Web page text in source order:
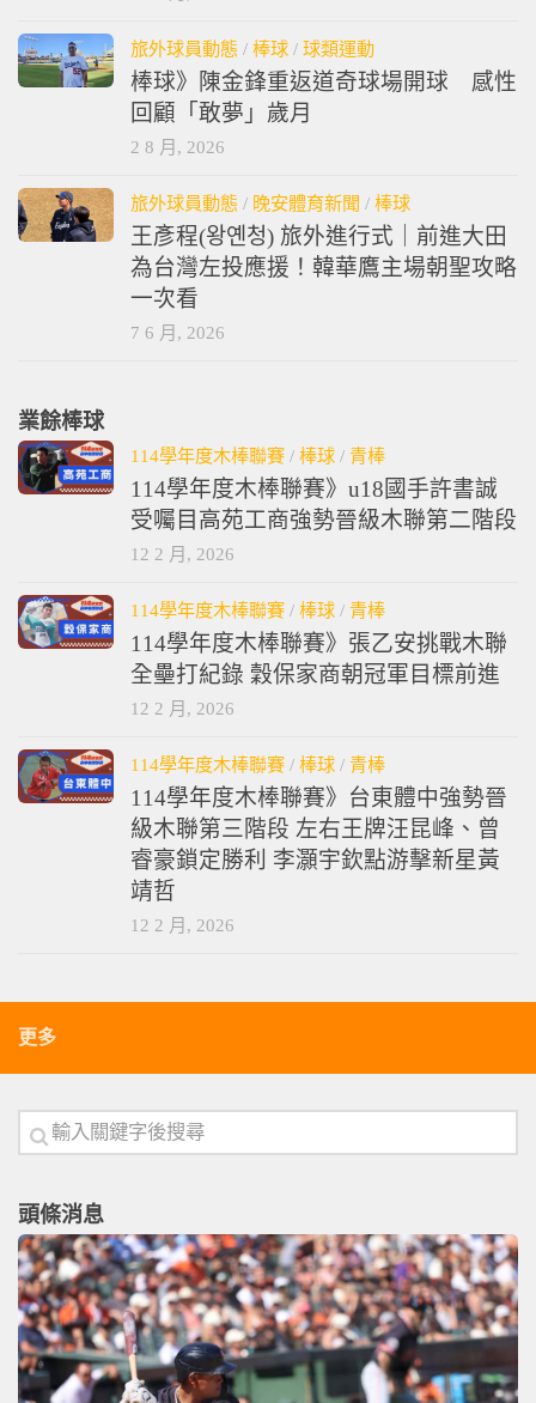
旅外球員動態 / 棒球 / 球類運動
棒球》陳金鋒重返道奇球場開球 感性
回顧「敢夢」歲月
2 8 月, 2026
旅外球員動態 / 晚安體育新聞 / 棒球
王彥程(왕옌청) 旅外進行式｜前進大田
為台灣左投應援！韓華鷹主場朝聖攻略
一次看
7 6 月, 2026
業餘棒球
114學年度木棒聯賽 / 棒球 / 青棒
114學年度木棒聯賽》u18國手許書誠
受囑目高苑工商強勢晉級木聯第二階段
12 2 月, 2026
114學年度木棒聯賽 / 棒球 / 青棒
114學年度木棒聯賽》張乙安挑戰木聯
全壘打紀錄 穀保家商朝冠軍目標前進
12 2 月, 2026
114學年度木棒聯賽 / 棒球 / 青棒
114學年度木棒聯賽》台東體中強勢晉
級木聯第三階段 左右王牌汪昆峰、曾
睿豪鎖定勝利 李灝宇欽點游擊新星黃
靖哲
12 2 月, 2026
更多
頭條消息